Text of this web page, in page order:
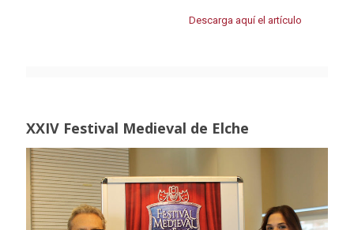
Descarga aquí el artículo
XXIV Festival Medieval de Elche